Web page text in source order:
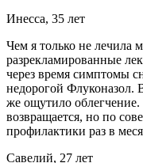
Инесса, 35 лет
Чем я только не лечила
разрекламированные
через время симптомы
недорогой Флуконазол.
же ощутило облегчение.
возвращается, но по
профилактики раз в
Савелий, 27 лет